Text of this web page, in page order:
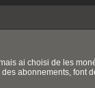
ai choisi de les
abonnements,